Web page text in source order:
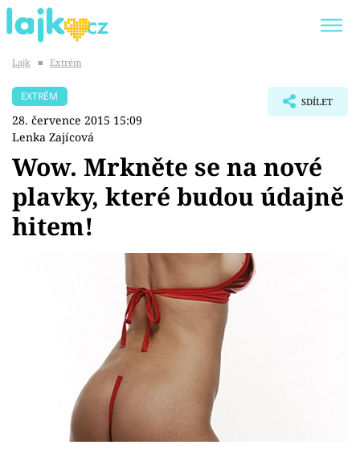
SHOPAHOLICADEL
Témata
Showbyznys
Sex a vztahy
Sledujte prima+
Lajk ■ Extrém
EXTRÉM
28. července 2015 15:09
Lenka Zajícová
SDÍLET
Wow. Mrkněte se na nové
plavky, které budou údajně
hitem!